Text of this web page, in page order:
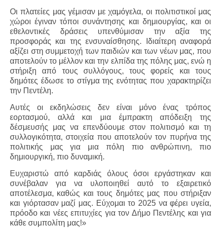
Οι πλατείες μας γέμισαν με χαμόγελα, οι πολιτιστικοί μας
χώροι έγιναν τόποι συνάντησης και δημιουργίας, και οι
εθελοντικές δράσεις υπενθύμισαν την αξία της
προσφοράς και της ενσυναίσθησης. Ιδιαίτερη αναφορά
αξίζει στη συμμετοχή των παιδιών και των νέων μας, που
αποτελούν το μέλλον και την ελπίδα της πόλης μας, ενώ η
στήριξη από τους συλλόγους, τους φορείς και τους
δημότες έδωσε το στίγμα της ενότητας που χαρακτηρίζει
την Πεντέλη.
Αυτές οι εκδηλώσεις δεν είναι μόνο ένας τρόπος
εορτασμού, αλλά και μια έμπρακτη απόδειξη της
δέσμευσής μας να επενδύουμε στον πολιτισμό και τη
συλλογικότητα, στοιχεία που αποτελούν τον πυρήνα της
πολιτικής μας για μια πόλη πιο ανθρώπινη, πιο
δημιουργική, πιο δυναμική.
Ευχαριστώ από καρδιάς όλους όσοι εργάστηκαν και
συνέβαλαν για να υλοποιηθεί αυτό το εξαιρετικό
αποτέλεσμα, καθώς και τους δημότες μας που στήριξαν
και γιόρτασαν μαζί μας. Εύχομαι το 2025 να φέρει υγεία,
πρόοδο και νέες επιτυχίες για τον Δήμο Πεντέλης και για
κάθε συμπολίτη μας!»